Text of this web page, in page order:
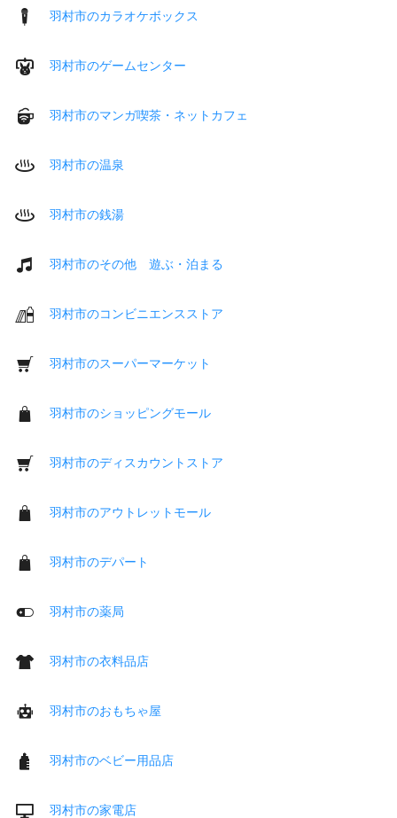
羽村市のカラオケボックス
羽村市のゲームセンター
羽村市のマンガ喫茶・ネットカフェ
羽村市の温泉
羽村市の銭湯
羽村市のその他 遊ぶ・泊まる
羽村市のコンビニエンスストア
羽村市のスーパーマーケット
羽村市のショッピングモール
羽村市のディスカウントストア
羽村市のアウトレットモール
羽村市のデパート
羽村市の薬局
羽村市の衣料品店
羽村市のおもちゃ屋
羽村市のベビー用品店
羽村市の家電店